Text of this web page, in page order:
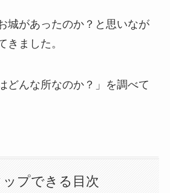
城があったのか？と思いなが
きました。
どんな所なのか？」を調べて
ップできる目次